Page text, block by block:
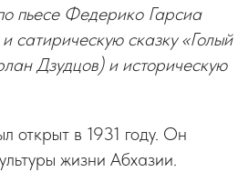
пьесе Федерико Гарсиа
сказку «Голый
Дзудцов) и историческую
открыт в 1931 году. Он
жизни Абхазии.